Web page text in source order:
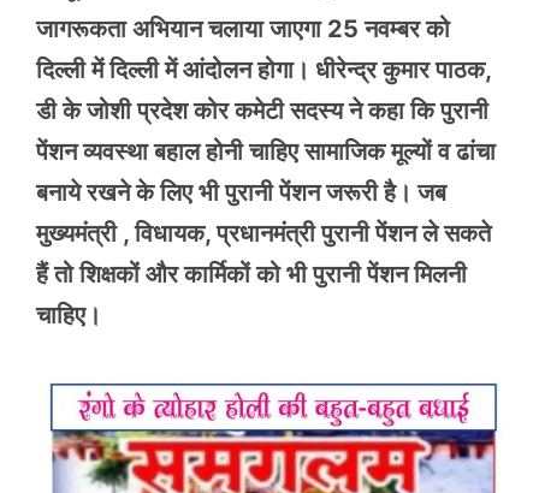
जागरूकता अभियान चलाया जाएगा 25 नवम्बर को
दिल्ली में दिल्ली में आंदोलन होगा। धीरेन्द्र कुमार पाठक,
डी के जोशी प्रदेश कोर कमेटी सदस्य ने कहा कि पुरानी
पेंशन व्यवस्था बहाल होनी चाहिए सामाजिक मूल्यों व ढांचा
बनाये रखने के लिए भी पुरानी पेंशन जरूरी है। जब
मुख्यमंत्री , विधायक, प्रधानमंत्री पुरानी पेंशन ले सकते
हैं तो शिक्षकों और कार्मिकों को भी पुरानी पेंशन मिलनी
चाहिए।